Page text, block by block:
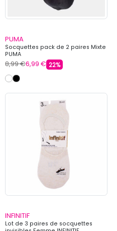
PUMA
Socquettes pack de 2 paires Mixte
PUMA
8,99 €6,99 € 22%
INFINITIF
Lot de 3 paires de socquettes